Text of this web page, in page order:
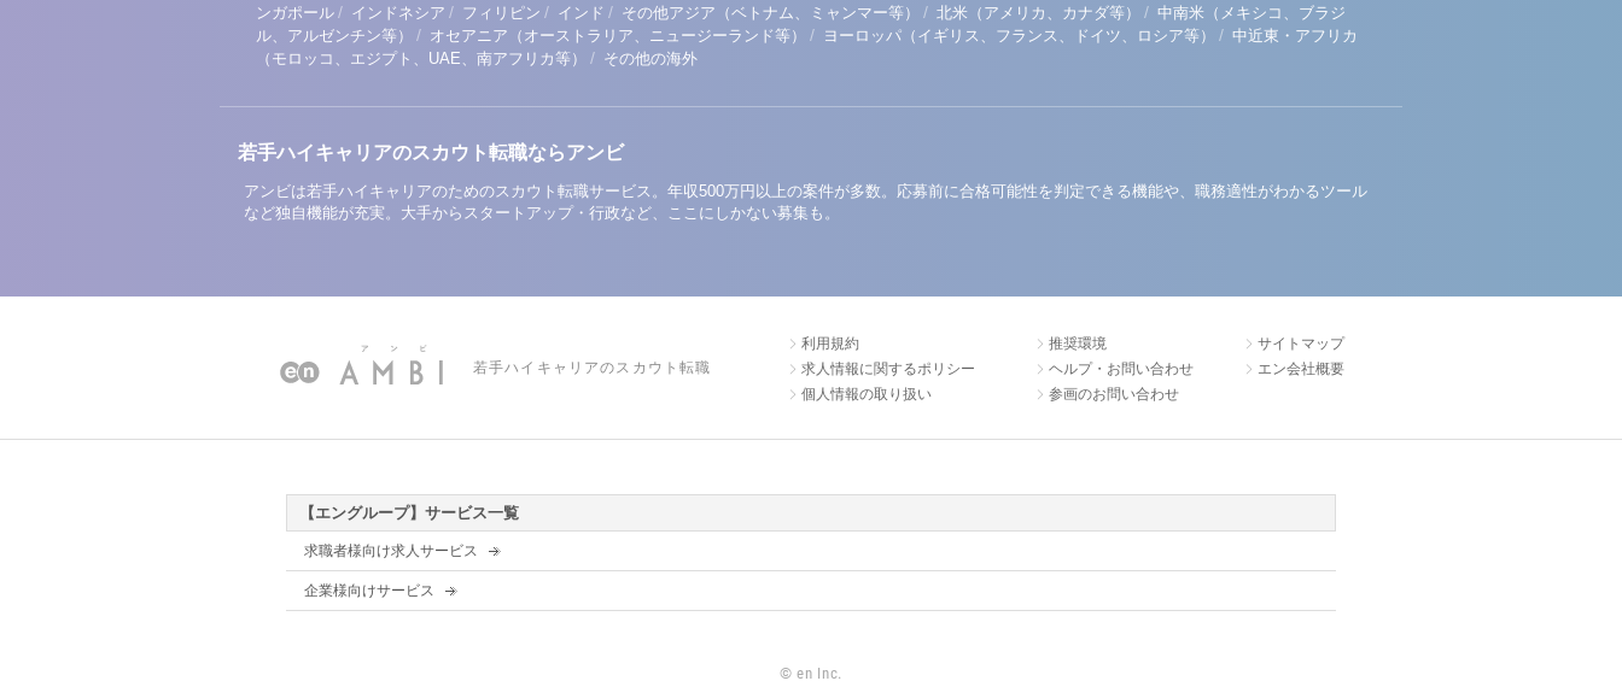
ンガポール / インドネシア / フィリピン / インド / その他アジア（ベトナム、ミャンマー等） / 北米（アメリカ、カナダ等） / 中南米（メキシコ、ブラジ
ル、アルゼンチン等）
/ オセアニア（オーストラリア、ニュージーランド等） / ヨーロッパ（イギリス、フランス、ドイツ、ロシア等） / 中近東・アフリカ
（モロッコ、エジプト、UAE、南アフリカ等）
/ その他の海外
若手ハイキャリアのスカウト転職ならアンビ
アンビは若手ハイキャリアのためのスカウト転職サービス。年収500万円以上の案件が多数。応募前に合格可能性を判定できる機能や、職務適性がわかるツール
など独自機能が充実。大手からスタートアップ・行政など、ここにしかない募集も。
若手ハイキャリアのスカウト転職
利用規約
求人情報に関するポリシー
個人情報の取り扱い
推奨環境
ヘルプ・お問い合わせ
参画のお問い合わせ
サイトマップ
エン会社概要
【エングループ】サービス一覧
求職者様向け求人サービス
企業様向けサービス
© en Inc.